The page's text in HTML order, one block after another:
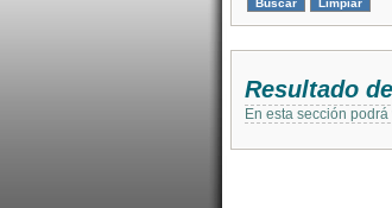
Resultado
En esta sección